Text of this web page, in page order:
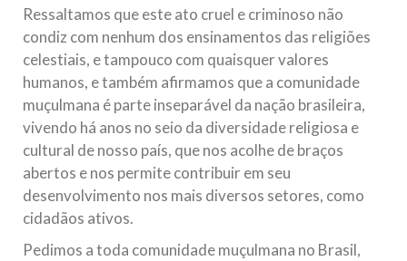
Ressaltamos que este ato cruel e criminoso não
condiz com nenhum dos ensinamentos das religiões
celestiais, e tampouco com quaisquer valores
humanos, e também afirmamos que a comunidade
muçulmana é parte inseparável da nação brasileira,
vivendo há anos no seio da diversidade religiosa e
cultural de nosso país, que nos acolhe de braços
abertos e nos permite contribuir em seu
desenvolvimento nos mais diversos setores, como
cidadãos ativos.
Pedimos a toda comunidade muçulmana no Brasil,